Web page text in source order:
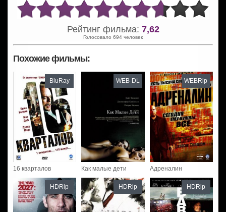
Рейтинг фильма: 7,62
Голосовало 694 человек
Похожие фильмы:
16 кварталов
BluRay
Как малые дети
WEB-DL
Адреналин
WEBRip
HDRip HDRip HDRip